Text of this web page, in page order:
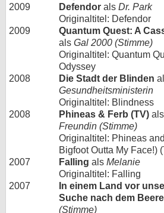
2009
Defendor als Dr. Park
Originaltitel: Defendor
2009
Quantum Quest: A
als Gal 2000 (Stimme)
Originaltitel: Quantum
Odyssey
2008
Die Stadt der Blinden
Gesundheitsministerin
Originaltitel: Blindness
2008
Phineas & Ferb (TV) als
Freundin (Stimme)
Originaltitel: Phineas
Bigfoot Outta My Face!)
2007
Falling als Melanie
Originaltitel: Falling
2007
In einem Land vor
Suche nach dem
(Stimme)